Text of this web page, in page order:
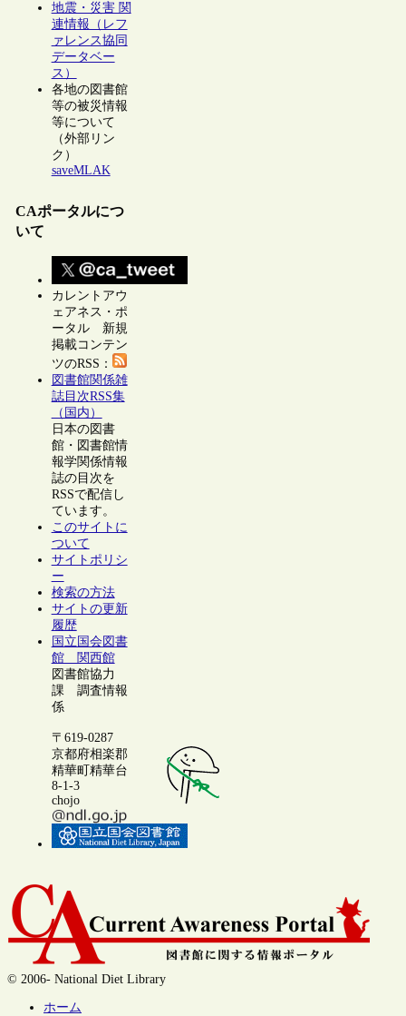
地震・災害 関
連情報（レフ
ァレンス協同
データベー
ス）
各地の図書館
等の被災情報
等について
（外部リン
ク）
saveMLAK
CAポータルにつ
いて
カレントアウ
ェアネス・ポ
ータル 新規
掲載コンテン
ツのRSS：
図書館関係雑
誌目次RSS集
（国内）
日本の図書
館・図書館情
報学関係情報
誌の目次を
RSSで配信し
ています。
このサイトに
ついて
サイトポリシ
ー
検索の方法
サイトの更新
履歴
国立国会図書
館 関西館
図書館協力
課 調査情報
係
〒619-0287
京都府相楽郡
精華町精華台
8-1-3
chojo
© 2006- National Diet Library
ホーム